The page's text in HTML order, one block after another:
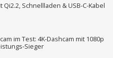
Schnellladen & USB-C-Kabel
im Test: 4K-Dashcam mit 1080p
Sieger